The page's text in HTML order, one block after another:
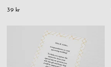
39 kr